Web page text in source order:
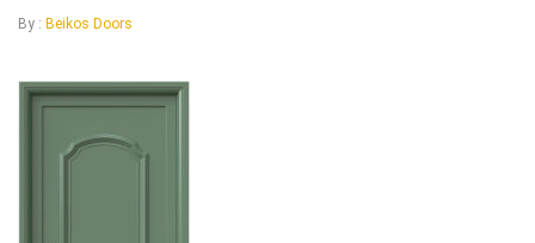
By : Beikos Doors